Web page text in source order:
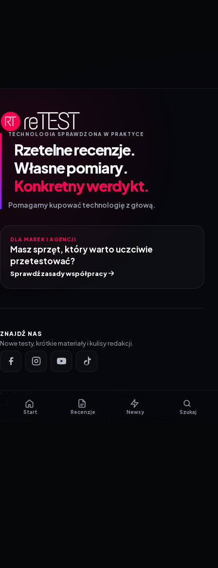
TECHNOLOGIA SPRAWDZONA W PRAKTYCE
Rzetelne recenzje.
Własne pomiary.
Konkretny werdykt.
Pomagamy kupować technologię z głową.
DLA MAREK I AGENCJI
Masz sprzęt, który warto uczciwie
przetestować?
Sprawdź zasady współpracy
ZNAJDŹ NAS
Nowe testy, krótkie materiały i kulisy redakcji.
NOWINKI Informacje o ciasteczkach
Start Recenzje Newsy Szukaj